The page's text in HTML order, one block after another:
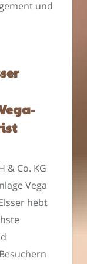
und
& Co. KG
Vega
hebt